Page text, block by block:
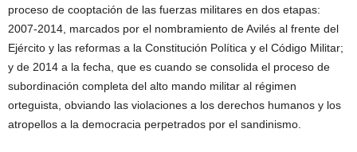
proceso de cooptación de las fuerzas militares en dos etapas:
2007-2014, marcados por el nombramiento de Avilés al frente del
Ejército y las reformas a la Constitución Política y el Código Militar;
y de 2014 a la fecha, que es cuando se consolida el proceso de
subordinación completa del alto mando militar al régimen
orteguista, obviando las violaciones a los derechos humanos y los
atropellos a la democracia perpetrados por el sandinismo.